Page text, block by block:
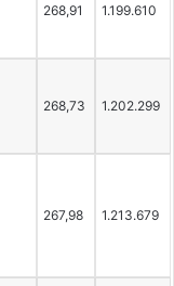
268,91 1.199.610
268,73 1.202.299
267,98 1.213.679